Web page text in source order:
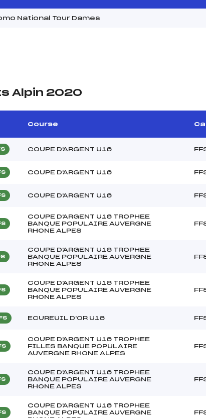
National Tour Dames
Alpin 2020
Course
COUPE D'ARGENT U16
COUPE D'ARGENT U16
COUPE D'ARGENT U16
COUPE D'ARGENT U16 TROPHEE
BANQUE POPULAIRE AUVERGNE
RHONE ALPES
COUPE D'ARGENT U16 TROPHEE
BANQUE POPULAIRE AUVERGNE
RHONE ALPES
COUPE D'ARGENT U16 TROPHEE
BANQUE POPULAIRE AUVERGNE
RHONE ALPES
ECUREUIL D'OR U16
COUPE D'ARGENT U16 TROPHEE
FILLES BANQUE POPULAIRE
AUVERGNE RHONE ALPES
COUPE D'ARGENT U16 TROPHEE
BANQUE POPULAIRE AUVERGNE
RHONE ALPES
COUPE D'ARGENT U16 TROPHEE
BANQUE POPULAIRE AUVERGNE